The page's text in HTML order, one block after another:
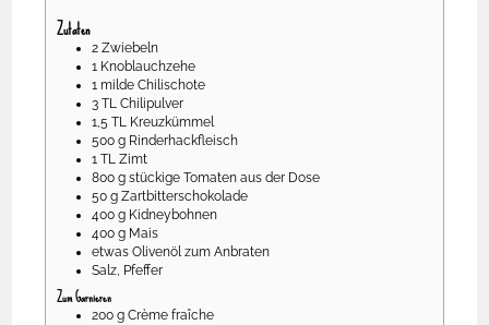
Zutaten
2 Zwiebeln
1 Knoblauchzehe
1 milde Chilischote
3 TL Chilipulver
1,5 TL Kreuzkümmel
500 g Rinderhackfleisch
1 TL Zimt
800 g stückige Tomaten aus der Dose
50 g Zartbitterschokolade
400 g Kidneybohnen
400 g Mais
etwas Olivenöl zum Anbraten
Salz, Pfeffer
Zum Garnieren
200 g Crème fraîche